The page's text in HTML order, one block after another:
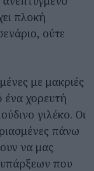
πλοκή
ούτε
με μακριές
ένα χορευτή
γιλέκο. Οι
πάνω
να μας
που